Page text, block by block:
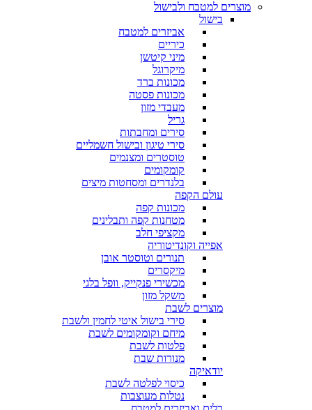
מוצרים למטבח ולבישול
בישול
אביזרים למטבח
כיריים
מיני קיטשן
מיקרוגל
מכונות ברד
מכונות פסטה
מעבדי מזון
גריל
סירים ומחבתות
סירי טיגון ובישול חשמליים
טוסטרים ומצנמים
קומקומים
בלנדרים ומסחטות מיצים
עולם הקפה
מכונות קפה
מטחנות קפה ותבלינים
מקציפי חלב
אפייה וקונדיטוריה
תנורים וטוסטר אובן
מיקסרים
מכשירי פנקייק, וופל בלגי
משקל מזון
מוצרים לשבת
סירי בישול איטי לחמין ולשבת
מיחם וקומקומים לשבת
פלטות לשבת
מנורות שבת
יודאיקה
כיסוי לפלטה לשבת
נטלות מעוצבות